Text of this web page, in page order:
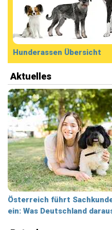
Hunderassen Übersicht
Aktuelles
Österreich führt
ein: Was Deutschland